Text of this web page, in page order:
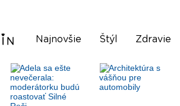
Najnovšie Štýl Zdravie